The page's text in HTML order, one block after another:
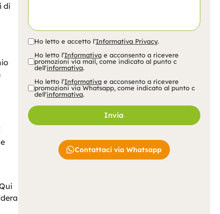
di
Ho letto e accetto l’Informativa Privacy.
Ho letto l’Informativae acconsento a ricevere
promozioni via mail, come indicato al punto c
dell'informativa.
Ho letto l’Informativae acconsento a ricevere
promozioni via Whatsapp, come indicato al punto c
dell'informativa.
Invia
Contattaci via Whatsapp